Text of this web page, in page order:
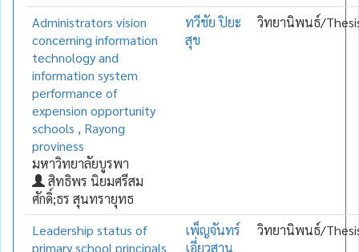
Administrators vision
concerning information
technology and
information system
performance of
expension opportunity
schools , Rayong
proviness
มหาวิทยาลัยบูรพา
สิทธิพร นิยมศรีสม
ศักดิ์;ธร สุนทรายุทธ
ทวีชัย ปิยะ
สุข
วิทยานิพนธ์/
Leadership status of
primary school principals
เพ็ญจันทร์
เอี่ยวสานุ
วิทยานิพนธ์/